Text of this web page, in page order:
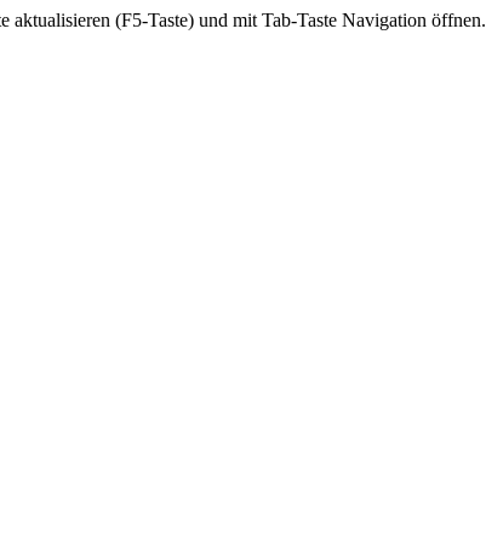
(F5-Taste) und mit Tab-Taste Navigation öffnen.